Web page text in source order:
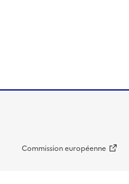
Commission européenne